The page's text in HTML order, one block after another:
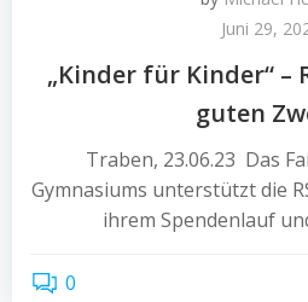
Juni 29,
„Kinder für Kinder“ –
guten
Traben, 23.06.23 Das
Gymnasiums unterstützt die
ihrem Spendenlauf
0